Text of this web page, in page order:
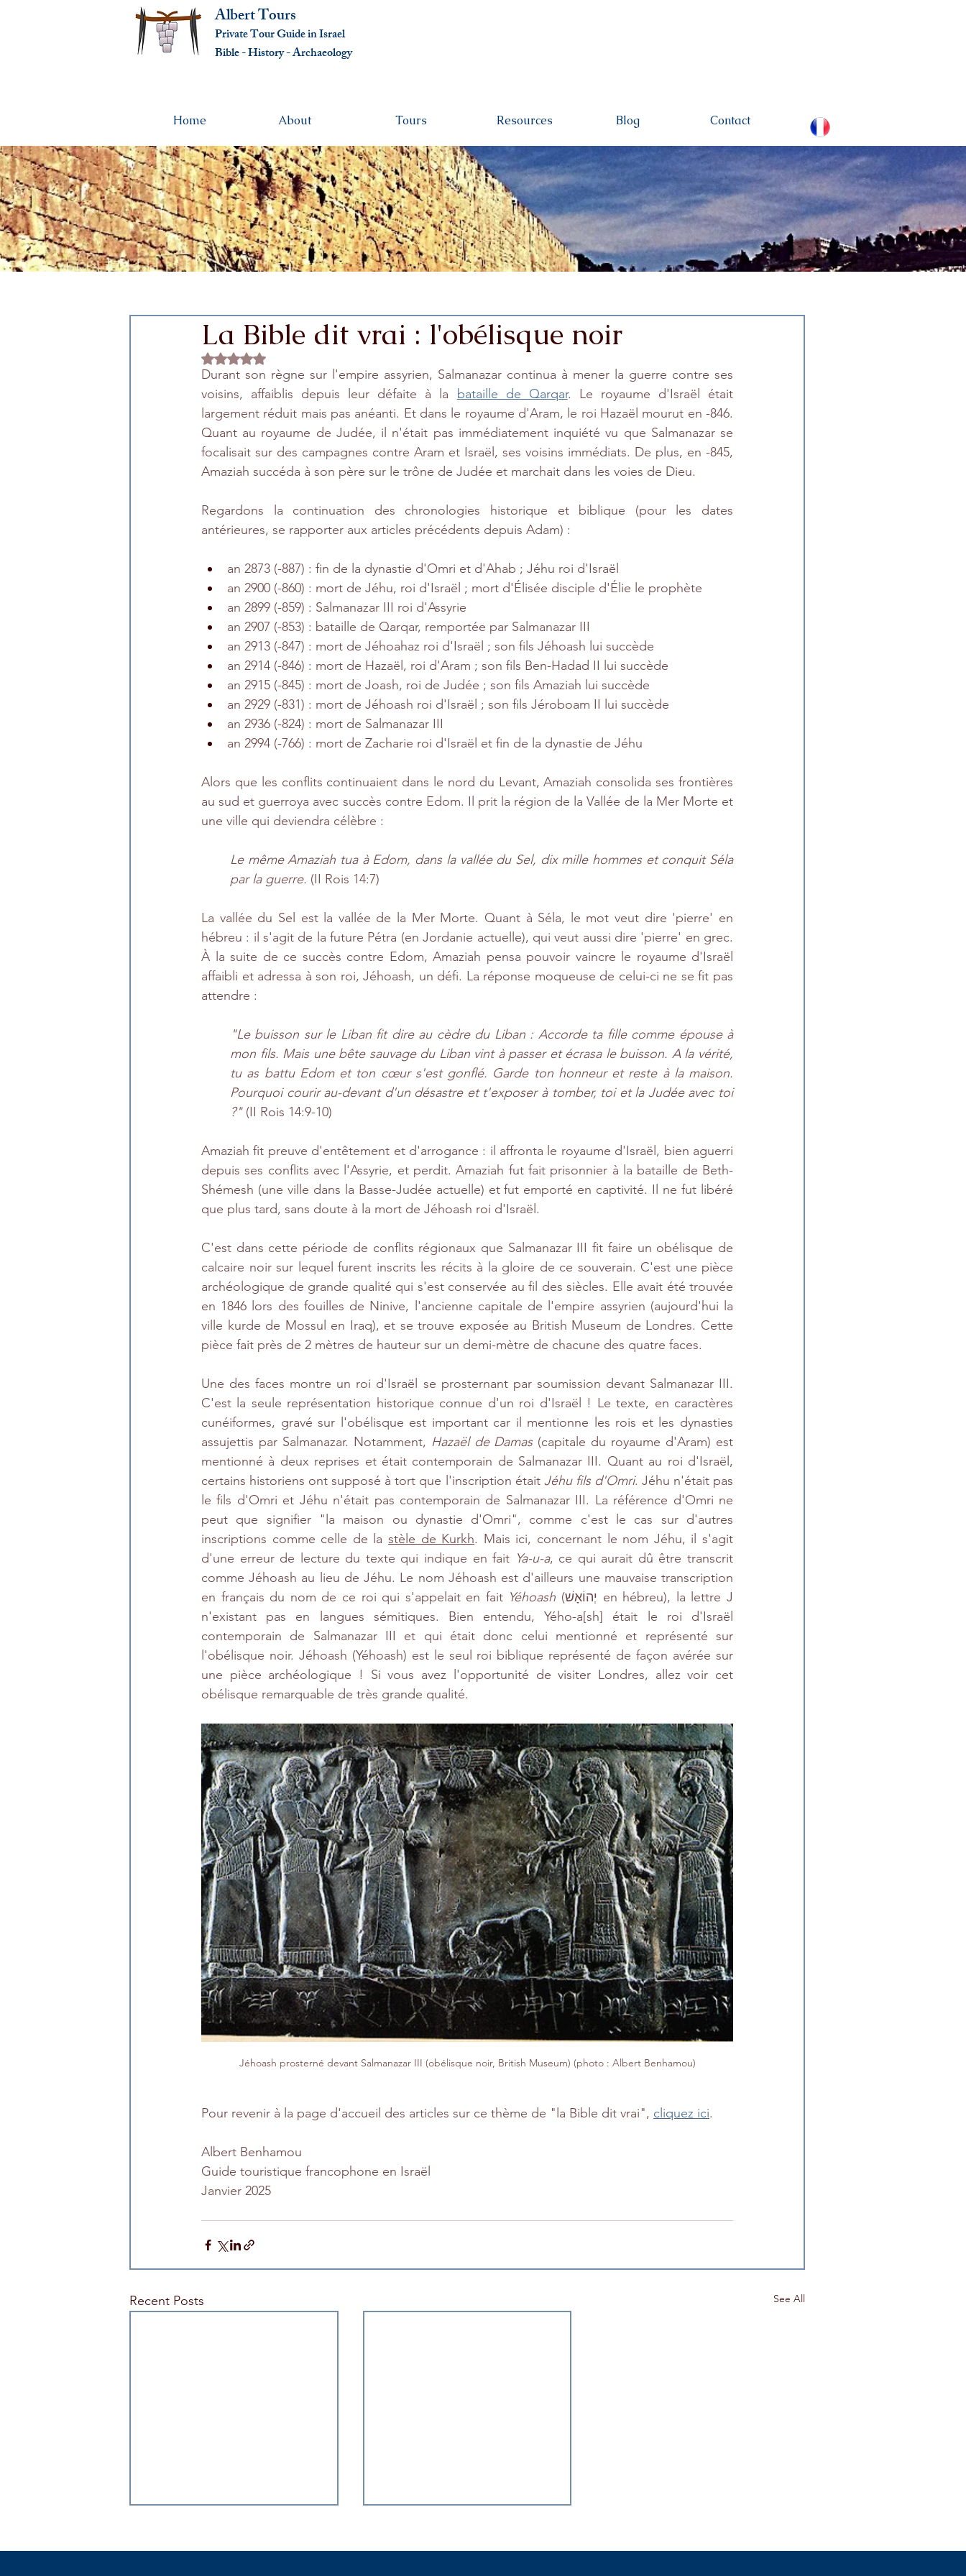
Albert Tours
Private Tour Guide in Israel
Bible - History - Archaeology
Home About Tours Resources Blog Contact
La Bible dit vrai : l'obélisque noir
Rated NaN out of 5 stars.
Durant son règne sur l'empire assyrien, Salmanazar continua à mener la guerre contre ses
voisins, affaiblis depuis leur défaite à la
bataille de Qarqar. Le royaume d'Israël était
largement réduit mais pas anéanti. Et dans le royaume d'Aram, le roi Hazaël mourut en -846.
Quant au royaume de Judée, il n'était pas immédiatement inquiété vu que Salmanazar se
focalisait sur des campagnes contre Aram et Israël, ses voisins immédiats. De plus, en -845,
Amaziah succéda à son père sur le trône de Judée et marchait dans les voies de Dieu.
Regardons la continuation des chronologies historique et biblique (pour les dates
antérieures, se rapporter aux articles précédents depuis Adam) :
an 2873 (-887) : fin de la dynastie d'Omri et d'Ahab ; Jéhu roi d'Israël
an 2900 (-860) : mort de Jéhu, roi d'Israël ; mort d'Élisée disciple d'Élie le prophète
an 2899 (-859) : Salmanazar III roi d'Assyrie
an 2907 (-853) : bataille de Qarqar, remportée par Salmanazar III
an 2913 (-847) : mort de Jéhoahaz roi d'Israël ; son fils Jéhoash lui succède
an 2914 (-846) : mort de Hazaël, roi d'Aram ; son fils Ben-Hadad II lui succède
an 2915 (-845) : mort de Joash, roi de Judée ; son fils Amaziah lui succède
an 2929 (-831) : mort de Jéhoash roi d'Israël ; son fils Jéroboam II lui succède
an 2936 (-824) : mort de Salmanazar III
an 2994 (-766) : mort de Zacharie roi d'Israël et fin de la dynastie de Jéhu
Alors que les conflits continuaient dans le nord du Levant, Amaziah consolida ses frontières
au sud et guerroya avec succès contre Edom. Il prit la région de la Vallée de la Mer Morte et
une ville qui deviendra célèbre :
Le même Amaziah tua à Edom, dans la vallée du Sel, dix mille hommes et conquit Séla
par la guerre. (II Rois 14:7)
La vallée du Sel est la vallée de la Mer Morte. Quant à Séla, le mot veut dire 'pierre' en
hébreu : il s'agit de la future Pétra (en Jordanie actuelle), qui veut aussi dire 'pierre' en grec.
À la suite de ce succès contre Edom, Amaziah pensa pouvoir vaincre le royaume d'Israël
affaibli et adressa à son roi, Jéhoash, un défi. La réponse moqueuse de celui-ci ne se fit pas
attendre :
"Le buisson sur le Liban fit dire au cèdre du Liban : Accorde ta fille comme épouse à
mon fils. Mais une bête sauvage du Liban vint à passer et écrasa le buisson. A la vérité,
tu as battu Edom et ton cœur s'est gonflé. Garde ton honneur et reste à la maison.
Pourquoi courir au-devant d'un désastre et t'exposer à tomber, toi et la Judée avec toi
?" (II Rois 14:9-10)
Amaziah fit preuve d'entêtement et d'arrogance : il affronta le royaume d'Israël, bien aguerri
depuis ses conflits avec l'Assyrie, et perdit. Amaziah fut fait prisonnier à la bataille de Beth-
Shémesh (une ville dans la Basse-Judée actuelle) et fut emporté en captivité. Il ne fut libéré
que plus tard, sans doute à la mort de Jéhoash roi d'Israël.
C'est dans cette période de conflits régionaux que Salmanazar III fit faire un obélisque de
calcaire noir sur lequel furent inscrits les récits à la gloire de ce souverain. C'est une pièce
archéologique de grande qualité qui s'est conservée au fil des siècles. Elle avait été trouvée
en 1846 lors des fouilles de Ninive, l'ancienne capitale de l'empire assyrien (aujourd'hui la
ville kurde de Mossul en Iraq), et se trouve exposée au British Museum de Londres. Cette
pièce fait près de 2 mètres de hauteur sur un demi-mètre de chacune des quatre faces.
Une des faces montre un roi d'Israël se prosternant par soumission devant Salmanazar III.
C'est la seule représentation historique connue d'un roi d'Israël ! Le texte, en caractères
cunéiformes, gravé sur l'obélisque est important car il mentionne les rois et les dynasties
assujettis par Salmanazar. Notamment, Hazaël de Damas (capitale du royaume d'Aram) est
mentionné à deux reprises et était contemporain de Salmanazar III. Quant au roi d'Israël,
certains historiens ont supposé à tort que l'inscription était Jéhu fils d'Omri. Jéhu n'était pas
le fils d'Omri et Jéhu n'était pas contemporain de Salmanazar III. La référence d'Omri ne
peut que signifier "la maison ou dynastie d'Omri", comme c'est le cas sur d'autres
inscriptions comme celle de la stèle de Kurkh. Mais ici, concernant le nom Jéhu, il s'agit
d'une erreur de lecture du texte qui indique en fait Ya-u-a, ce qui aurait dû être transcrit
comme Jéhoash au lieu de Jéhu. Le nom Jéhoash est d'ailleurs une mauvaise transcription
en français du nom de ce roi qui s'appelait en fait Yéhoash (יְהוֹאָשׁ en hébreu), la lettre J
n'existant pas en langues sémitiques. Bien entendu, Yého-a[sh] était le roi d'Israël
contemporain de Salmanazar III et qui était donc celui mentionné et représenté sur
l'obélisque noir. Jéhoash (Yéhoash) est le seul roi biblique représenté de façon avérée sur
une pièce archéologique ! Si vous avez l'opportunité de visiter Londres, allez voir cet
obélisque remarquable de très grande qualité.
Jéhoash prosterné devant Salmanazar III (obélisque noir, British Museum) (photo : Albert Benhamou)
Pour revenir à la page d'accueil des articles sur ce thème de "la Bible dit vrai", cliquez ici.​
Albert Benhamou
Guide touristique francophone en Israël
Janvier 2025
Recent Posts See All